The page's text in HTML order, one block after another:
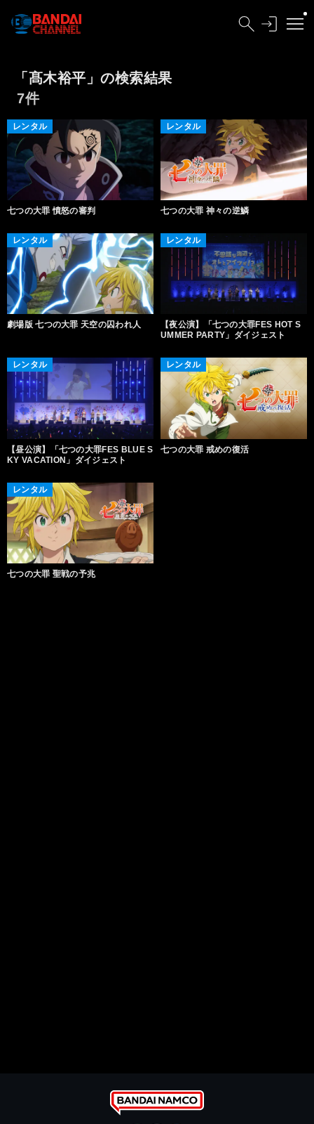
「髙木裕平」の検索結果
7件
レンタル
七つの大罪 憤怒の審判
レンタル
七つの大罪 神々の逆鱗
レンタル
劇場版 七つの大罪 天空の囚われ人
レンタル
【夜公演】「七つの大罪FES HOT S
UMMER PARTY」ダイジェスト
レンタル
【昼公演】「七つの大罪FES BLUE S
KY VACATION」ダイジェスト
レンタル
七つの大罪 戒めの復活
レンタル
七つの大罪 聖戦の予兆